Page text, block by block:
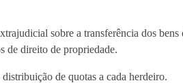
sobre a transferência dos
de direito de propriedade.
de quotas a cada herdeiro.